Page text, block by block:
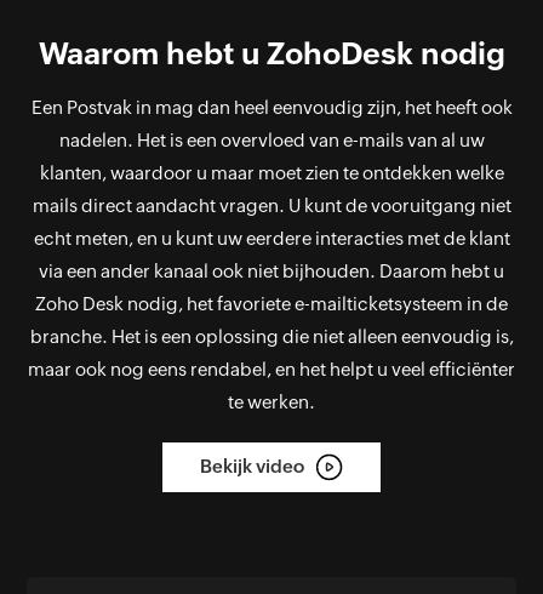
Waarom hebt u ZohoDesk nodig
Een Postvak in mag dan heel eenvoudig zijn, het heeft ook
nadelen. Het is een overvloed van e-mails van al uw
klanten, waardoor u maar moet zien te ontdekken welke
mails direct aandacht vragen. U kunt de vooruitgang niet
echt meten, en u kunt uw eerdere interacties met de klant
via een ander kanaal ook niet bijhouden. Daarom hebt u
Zoho Desk nodig, het favoriete e-mailticketsysteem in de
branche. Het is een oplossing die niet alleen eenvoudig is,
maar ook nog eens rendabel, en het helpt u veel efficiënter
te werken.
Bekijk video